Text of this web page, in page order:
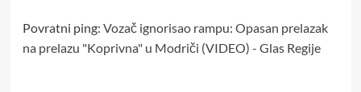
Povratni ping: Vozač ignorisao rampu: Opasan prelazak
na prelazu "Koprivna" u Modriči (VIDEO) - Glas Regije